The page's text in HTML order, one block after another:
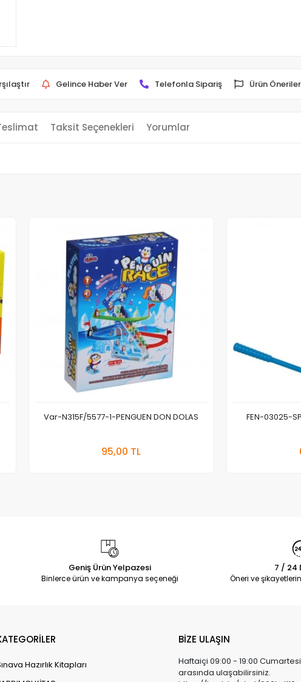
Gelince Haber Ver Telefonla Sipariş Ürün
Taksit Seçenekleri Yorumlar
Var-N315F/5577-1-PENGUEN DON DOLAS
95,00 TL
FEN-03025-
Geniş Ürün Yelpazesi
Binlerce ürün ve kampanya seçeneği
7 / 24
Öneri ve
Hazırlık Kitapları
BİZE ULAŞIN
Haftaiçi 09:00 - 19:00
arasında ulaşabilirsiniz.